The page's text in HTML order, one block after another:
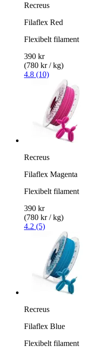
Recreus
Filaflex Red
Flexibelt filament
390 kr
(780 kr / kg)
4.8 (10)
Recreus
Filaflex Magenta
Flexibelt filament
390 kr
(780 kr / kg)
4.2 (5)
Recreus
Filaflex Blue
Flexibelt filament